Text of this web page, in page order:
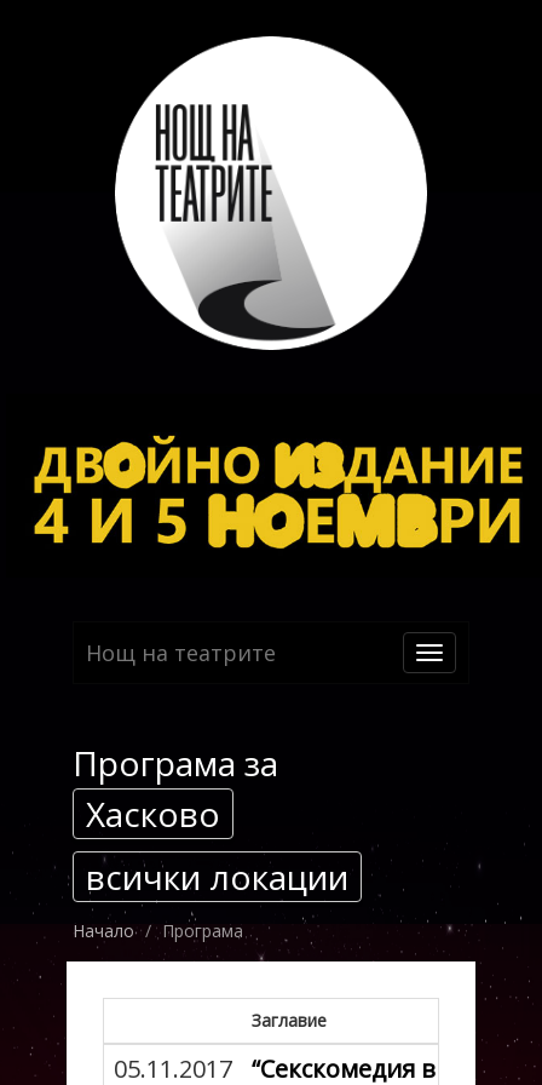
Toggle
Нощ на театрите
Програма за
Хасково
всички локации
Начало Програма
Заглавие
05.11.2017
“Секскомедия в лятна